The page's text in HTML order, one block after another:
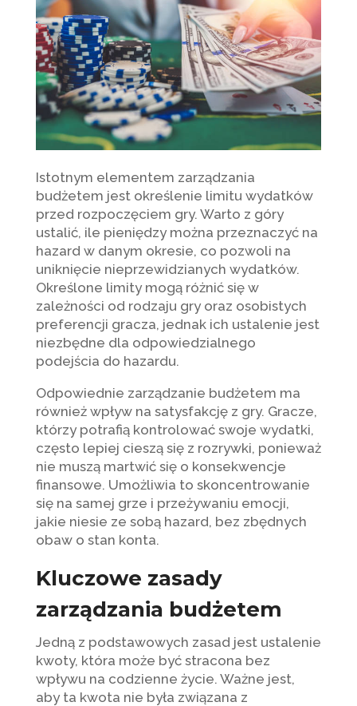
Istotnym elementem zarządzania
budżetem jest określenie limitu wydatków
przed rozpoczęciem gry. Warto z góry
ustalić, ile pieniędzy można przeznaczyć na
hazard w danym okresie, co pozwoli na
uniknięcie nieprzewidzianych wydatków.
Określone limity mogą różnić się w
zależności od rodzaju gry oraz osobistych
preferencji gracza, jednak ich ustalenie jest
niezbędne dla odpowiedzialnego
podejścia do hazardu.
Odpowiednie zarządzanie budżetem ma
również wpływ na satysfakcję z gry. Gracze,
którzy potrafią kontrolować swoje wydatki,
często lepiej cieszą się z rozrywki, ponieważ
nie muszą martwić się o konsekwencje
finansowe. Umożliwia to skoncentrowanie
się na samej grze i przeżywaniu emocji,
jakie niesie ze sobą hazard, bez zbędnych
obaw o stan konta.
Kluczowe zasady
zarządzania budżetem
Jedną z podstawowych zasad jest ustalenie
kwoty, która może być stracona bez
wpływu na codzienne życie. Ważne jest,
aby ta kwota nie była związana z